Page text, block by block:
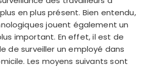
en plus présent. Bien entendu,
jouent également un
important. En effet, il est de
de surveiller un employé dans
Les moyens suivants sont